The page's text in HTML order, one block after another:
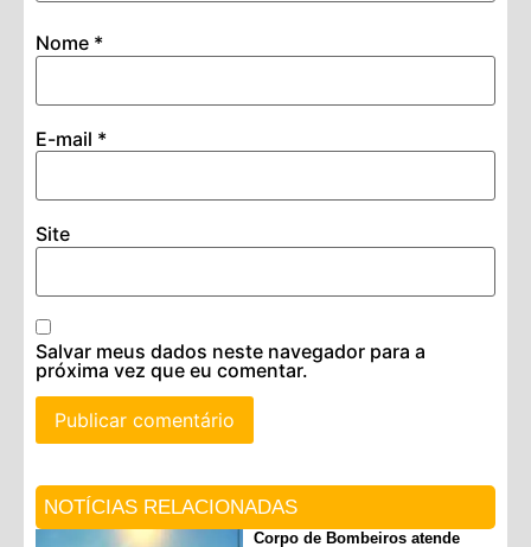
Nome *
E-mail *
Site
Salvar meus dados neste navegador para a
próxima vez que eu comentar.
NOTÍCIAS RELACIONADAS
Corpo de Bombeiros atende